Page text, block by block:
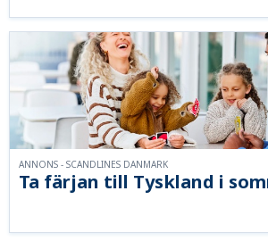
Ta färjan till Tyskland i
ANNONS - SCANDLINES DANMARK